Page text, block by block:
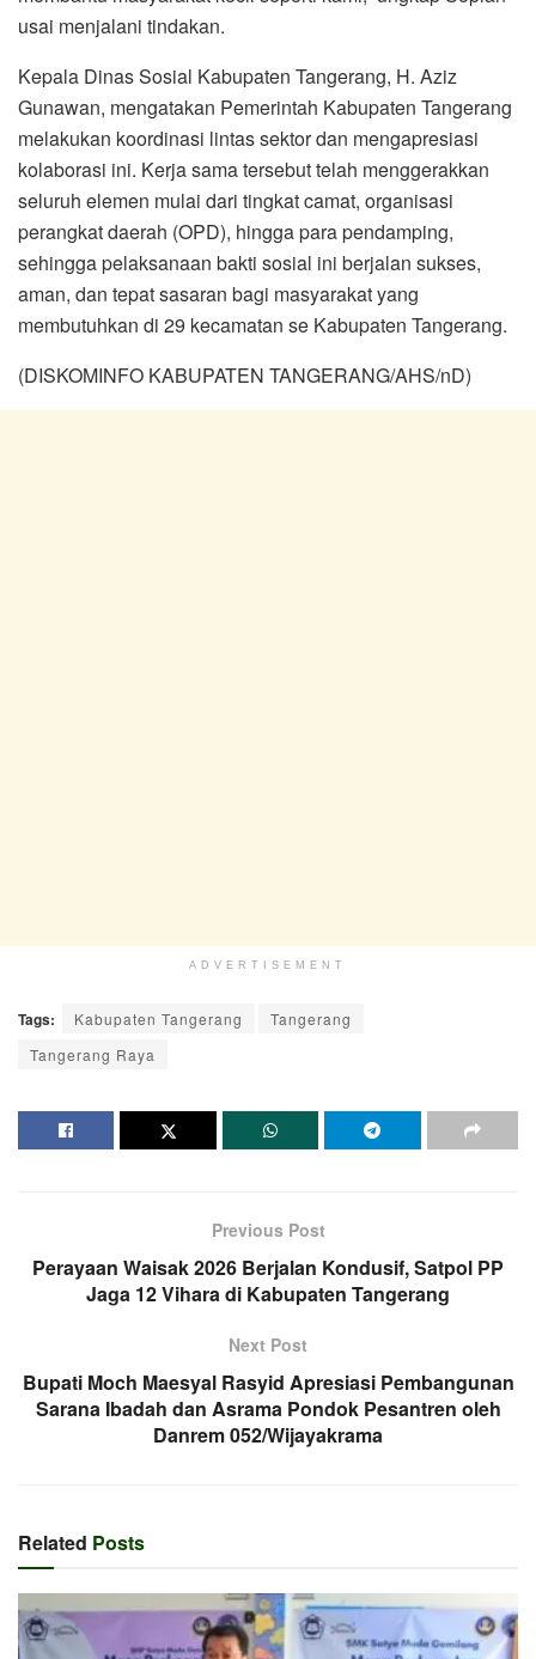
usai menjalani tindakan.
Kepala Dinas Sosial Kabupaten Tangerang, H. Aziz
Gunawan, mengatakan Pemerintah Kabupaten Tangerang
melakukan koordinasi lintas sektor dan mengapresiasi
kolaborasi ini. Kerja sama tersebut telah menggerakkan
seluruh elemen mulai dari tingkat camat, organisasi
perangkat daerah (OPD), hingga para pendamping,
sehingga pelaksanaan bakti sosial ini berjalan sukses,
aman, dan tepat sasaran bagi masyarakat yang
membutuhkan di 29 kecamatan se Kabupaten Tangerang.
(DISKOMINFO KABUPATEN TANGERANG/AHS/nD)
ADVERTISEMENT
Tags: Kabupaten Tangerang
Tangerang
Tangerang Raya
Previous Post
Perayaan Waisak 2026 Berjalan Kondusif, Satpol PP
Jaga 12 Vihara di Kabupaten Tangerang
Next Post
Bupati Moch Maesyal Rasyid Apresiasi Pembangunan
Sarana Ibadah dan Asrama Pondok Pesantren oleh
Danrem 052/Wijayakrama
Related Posts